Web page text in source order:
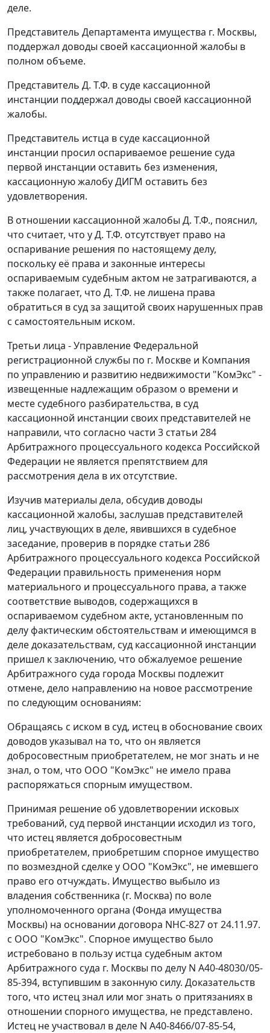
деле.
Представитель Департамента имущества г. Москвы,
поддержал доводы своей кассационной жалобы в
полном объеме.
Представитель Д. Т.Ф. в суде кассационной
инстанции поддержал доводы своей кассационной
жалобы.
Представитель истца в суде кассационной
инстанции просил оспариваемое решение суда
первой инстанции оставить без изменения,
кассационную жалобу ДИГМ оставить без
удовлетворения.
В отношении кассационной жалобы Д. Т.Ф., пояснил,
что считает, что у Д. Т.Ф. отсутствует право на
оспаривание решения по настоящему делу,
поскольку её права и законные интересы
оспариваемым судебным актом не затрагиваются, а
также полагает, что Д. Т.Ф. не лишена права
обратиться в суд за защитой своих нарушенных прав
с самостоятельным иском.
Третьи лица - Управление Федеральной
регистрационной службы по г. Москве и Компания
по управлению и развитию недвижимости "КомЭкс" -
извещенные надлежащим образом о времени и
месте судебного разбирательства, в суд
кассационной инстанции своих представителей не
направили, что согласно части 3 статьи 284
Арбитражного процессуального кодекса Российской
Федерации не является препятствием для
рассмотрения дела в их отсутствие.
Изучив материалы дела, обсудив доводы
кассационной жалобы, заслушав представителей
лиц, участвующих в деле, явившихся в судебное
заседание, проверив в порядке статьи 286
Арбитражного процессуального кодекса Российской
Федерации правильность применения норм
материального и процессуального права, а также
соответствие выводов, содержащихся в
оспариваемом судебном акте, установленным по
делу фактическим обстоятельствам и имеющимся в
деле доказательствам, суд кассационной инстанции
пришел к заключению, что обжалуемое решение
Арбитражного суда города Москвы подлежит
отмене, дело направлению на новое рассмотрение
по следующим основаниям:
Обращаясь с иском в суд, истец в обоснование своих
доводов указывал на то, что он является
добросовестным приобретателем, не мог знать и не
знал, о том, что ООО "КомЭкс" не имело права
распоряжаться спорным имуществом.
Принимая решение об удовлетворении исковых
требований, суд первой инстанции исходил из того,
что истец является добросовестным
приобретателем, приобретшим спорное имущество
по возмездной сделке у ООО "КомЭкс", не имевшего
право его отчуждать. Имущество выбыло из
владения собственника (г. Москва) по воле
уполномоченного органа (Фонда имущества
Москвы) на основании договора NНС-827 от 24.11.97.
с ООО "КомЭкс". Спорное имущество было
истребовано в пользу истца судебным актом
Арбитражного суда г. Москвы по делу N А40-48030/05-
85-394, вступившим в законную силу. Доказательств
того, что истец знал или мог знать о притязаниях в
отношении спорного имущества, не представлено.
Истец не участвовал в деле N А40-8466/07-85-54,